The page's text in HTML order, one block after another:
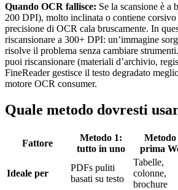
Quando OCR fallisce: Se la scansione è a
200 DPI), molto inclinata o contiene corsivo
precisione di OCR cala bruscamente. In
riscansionare a 300+ DPI: un’immagine
risolve il problema senza cambiare
puoi riscansionare (materiali d’archivio,
FineReader gestisce il testo degradato
motore OCR consumer.
Quale metodo dovresti
Fattore
Metodo 1:
tutto in uno
Metodo
prima
Ideale per
PDFs puliti
basati su testo
Tabelle,
colonne,
brochure